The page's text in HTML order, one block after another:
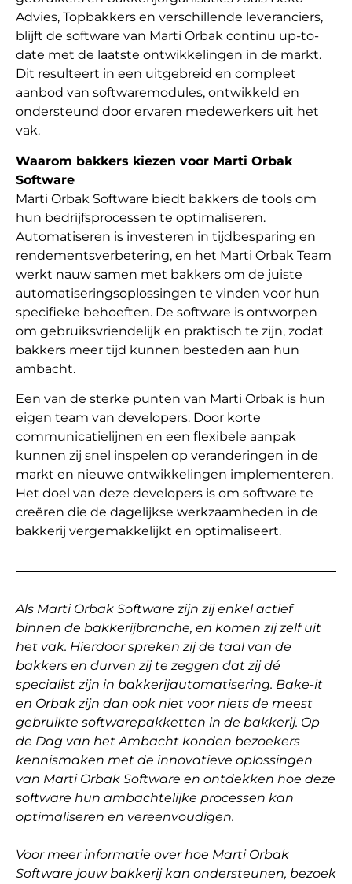
Advies, Topbakkers en verschillende leveranciers,
blijft de software van Marti Orbak continu up-to-
date met de laatste ontwikkelingen in de markt.
Dit resulteert in een uitgebreid en compleet
aanbod van softwaremodules, ontwikkeld en
ondersteund door ervaren medewerkers uit het
vak.
Waarom bakkers kiezen voor Marti Orbak
Software
Marti Orbak Software biedt bakkers de tools om
hun bedrijfsprocessen te optimaliseren.
Automatiseren is investeren in tijdbesparing en
rendementsverbetering, en het Marti Orbak Team
werkt nauw samen met bakkers om de juiste
automatiseringsoplossingen te vinden voor hun
specifieke behoeften. De software is ontworpen
om gebruiksvriendelijk en praktisch te zijn, zodat
bakkers meer tijd kunnen besteden aan hun
ambacht.
Een van de sterke punten van Marti Orbak is hun
eigen team van developers. Door korte
communicatielijnen en een flexibele aanpak
kunnen zij snel inspelen op veranderingen in de
markt en nieuwe ontwikkelingen implementeren.
Het doel van deze developers is om software te
creëren die de dagelijkse werkzaamheden in de
bakkerij vergemakkelijkt en optimaliseert.
Als Marti Orbak Software zijn zij enkel actief
binnen de bakkerijbranche, en komen zij zelf uit
het vak. Hierdoor spreken zij de taal van de
bakkers en durven zij te zeggen dat zij dé
specialist zijn in bakkerijautomatisering. Bake-it
en Orbak zijn dan ook niet voor niets de meest
gebruikte softwarepakketten in de bakkerij. Op
de Dag van het Ambacht konden bezoekers
kennismaken met de innovatieve oplossingen
van Marti Orbak Software en ontdekken hoe deze
software hun ambachtelijke processen kan
optimaliseren en vereenvoudigen.
Voor meer informatie over hoe Marti Orbak
Software jouw bakkerij kan ondersteunen, bezoek